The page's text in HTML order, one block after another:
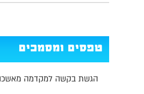
טפסים ומסמכים
הגשת בקשה למקדמה